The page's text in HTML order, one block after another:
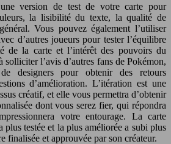
version de test de votre carte pour
la lisibilité du texte, la qualité de
Vous pouvez également l’utiliser
d’autres joueurs pour tester l’équilibre
de la carte et l’intérêt des pouvoirs du
solliciter l’avis d’autres fans de Pokémon,
designers pour obtenir des retours
d’amélioration. L’itération est une
créatif, et elle vous permettra d’obtenir
dont vous serez fier, qui répondra
votre entourage. La carte
plus testée et la plus améliorée a subi plus
finalisée et approuvée par son créateur.